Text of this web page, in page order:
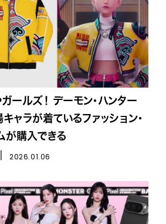
ールズ！ デーモン・ハンター
キャラが着ているファッション・
が購入できる
2026.01.06